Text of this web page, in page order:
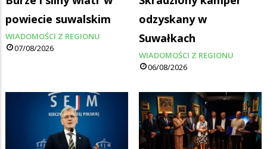
powiecie suwalskim
WIADOMOŚCI Z REGIONU
07/08/2026
odzyskany w
Suwałkach
WIADOMOŚCI Z REGIONU
06/08/2026